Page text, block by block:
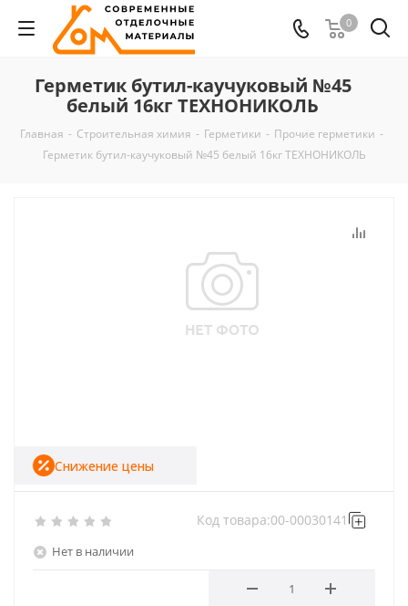
0
Герметик бутил-каучуковый №45
белый 16кг ТЕХНОНИКОЛЬ
Главная - Строительная химия - Герметики - Прочие герметики -
Герметик бутил-каучуковый №45 белый 16кг ТЕХНОНИКОЛЬ
Нет в наличии
Код товара:00-00030141
Снижение цены